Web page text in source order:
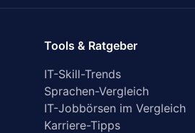
Tools & Ratgeber
IT-Skill-Trends
Sprachen-Vergleich
IT-Jobbörsen im Vergleich
Karriere-Tipps